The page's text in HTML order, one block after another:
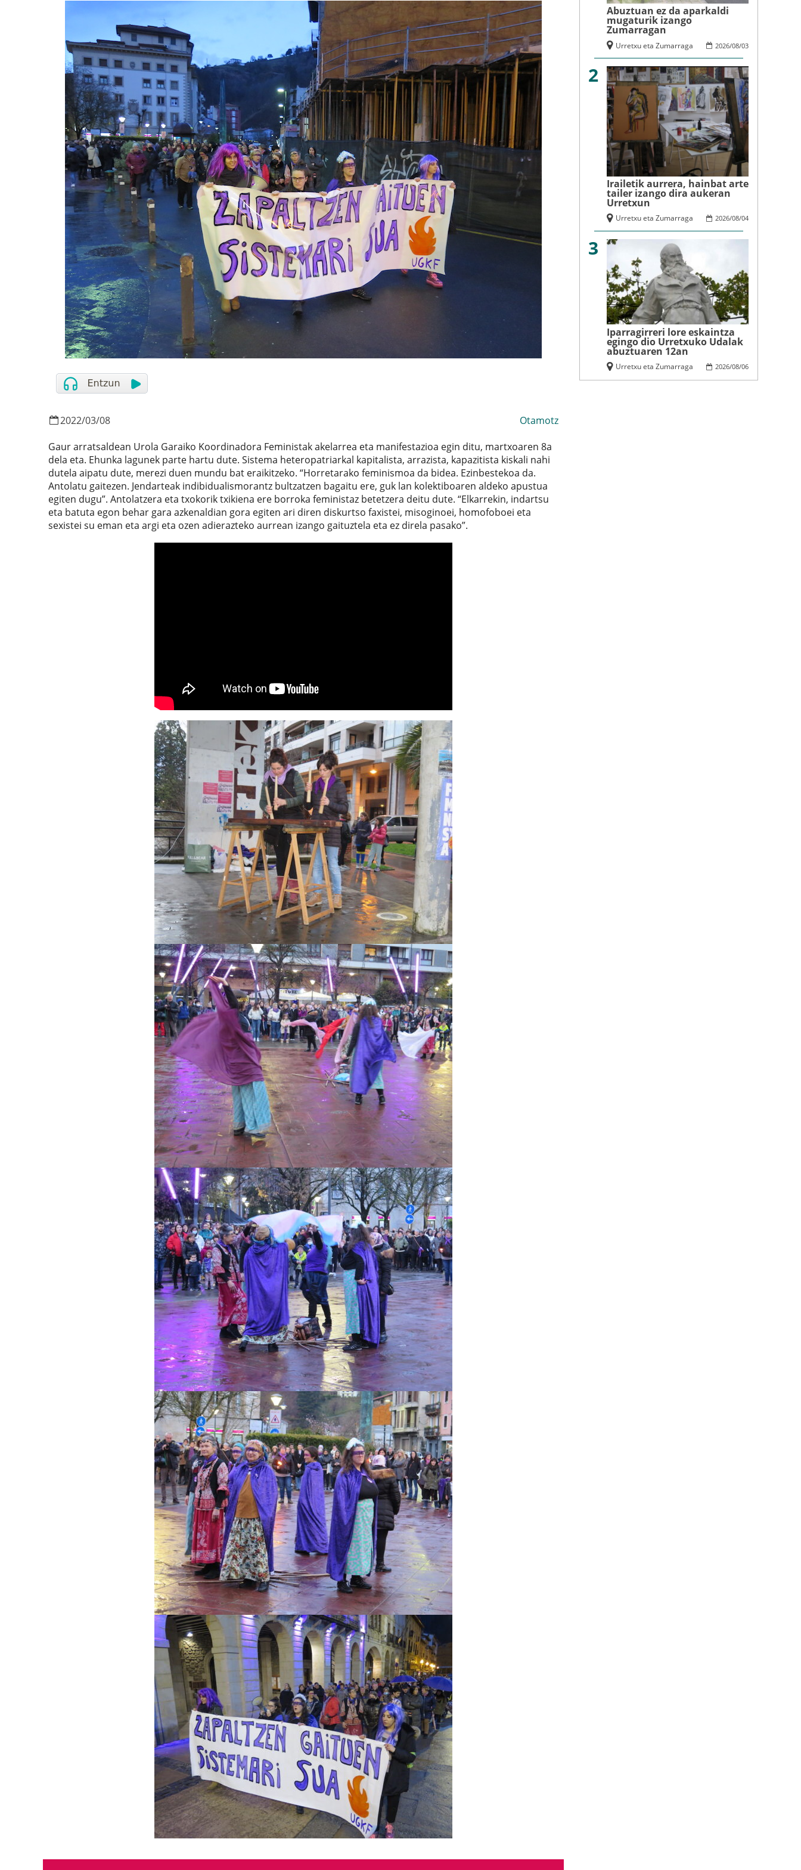
2022/03/08
Otamotz
Gaur arratsaldean Urola Garaiko Koordinadora Feministak akelarrea eta manifestazioa egin ditu, martxoaren 8a
dela eta. Ehunka lagunek parte hartu dute. Sistema heteropatriarkal kapitalista, arrazista, kapazitista kiskali nahi
dutela aipatu dute, merezi duen mundu bat eraikitzeko. “Horretarako feminismoa da bidea. Ezinbestekoa da.
Antolatu gaitezen. Jendarteak indibidualismorantz bultzatzen bagaitu ere, guk lan kolektiboaren aldeko apustua
egiten dugu”. Antolatzera eta txokorik txikiena ere borroka feministaz betetzera deitu dute. “Elkarrekin, indartsu
eta batuta egon behar gara azkenaldian gora egiten ari diren diskurtso faxistei, misoginoei, homofoboei eta
sexistei su eman eta argi eta ozen adierazteko aurrean izango gaituztela eta ez direla pasako”.
Abuztuan ez da aparkaldi
mugaturik izango
Zumarragan
2026/08/03
Urretxu eta Zumarraga
2
Irailetik aurrera, hainbat arte
tailer izango dira aukeran
Urretxun
2026/08/04
Urretxu eta Zumarraga
3
Iparragirreri lore eskaintza
egingo dio Urretxuko Udalak
abuztuaren 12an
2026/08/06
Urretxu eta Zumarraga